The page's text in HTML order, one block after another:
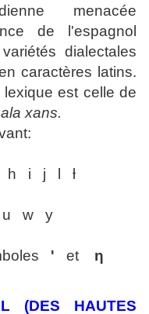
menacée
de l'espagnol
variétés dialectales
caractères latins.
est celle de
xans.
h i j l ƚ
w y
' et ƞ
(DES HAUTES